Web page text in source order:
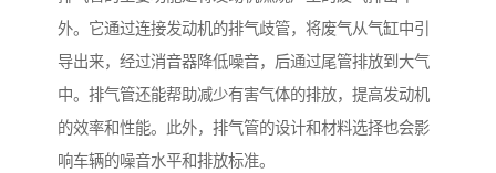
外。它通过连接发动机的排气歧管，将废气从气缸中引
导出来，经过消音器降低噪音，后通过尾管排放到大气
中。排气管还能帮助减少有害气体的排放，提高发动机
的效率和性能。此外，排气管的设计和材料选择也会影
响车辆的噪音水平和排放标准。